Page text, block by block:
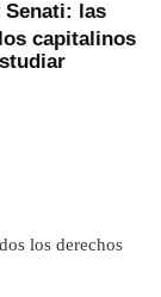
Senati: las
capitalinos
los derechos